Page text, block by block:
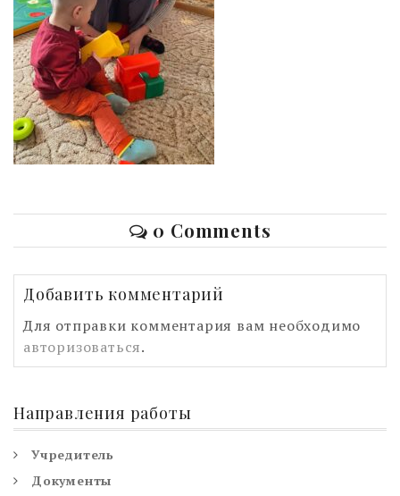
0 Comments
Добавить комментарий
Для отправки комментария вам необходимо
авторизоваться.
Направления работы
Учредитель
Документы